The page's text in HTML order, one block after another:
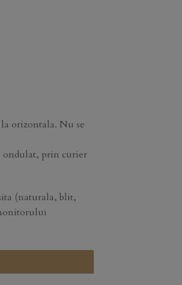
orizontala. Nu se
ondulat, prin curier
(naturala, blit,